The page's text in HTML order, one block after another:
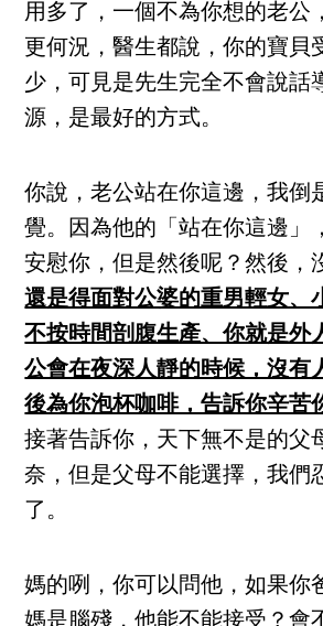
用多了，一個不為你想的老公
更何況，醫生都說，你的寶貝
少，可見是先生完全不會說話
源，是最好的方式。
你說，老公站在你這邊，我倒
覺。因為他的「站在你這邊」
安慰你，但是然後呢？然後，
還是得面對公婆的重男輕女、
不按時間剖腹生產、你就是外
公會在夜深人靜的時候，沒有
後為你泡杯咖啡，告訴你辛苦
接著告訴你，天下無不是的父
奈，但是父母不能選擇，我們
了。
媽的咧，你可以問他，如果你
媽是腦殘，他能不能接受？會